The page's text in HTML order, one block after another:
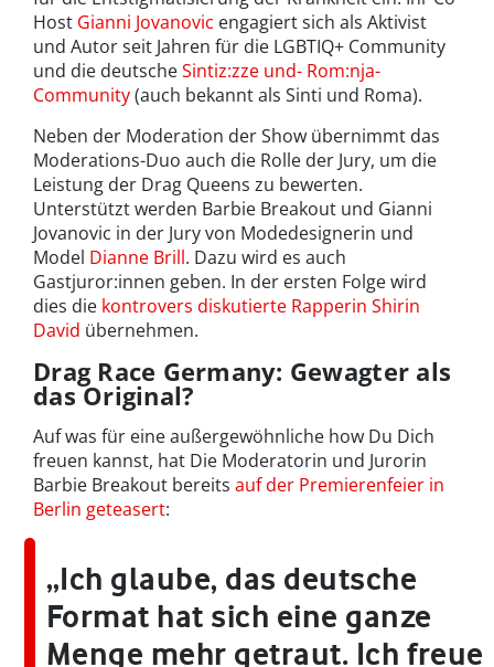
Host Gianni Jovanovic engagiert sich als Aktivist
und Autor seit Jahren für die LGBTIQ+ Community
und die deutscheSintiz:zze und- Rom:nja-
Community(auch bekannt als Sinti und Roma).
Neben der Moderation der Show übernimmt das
Moderations-Duo auch die Rolle der Jury, um die
Leistung der Drag Queens zu bewerten.
Unterstützt werden Barbie Breakout und Gianni
Jovanovic in der Jury von Modedesignerin und
Model Dianne Brill. Dazu wird es auch
Gastjuror:innen geben. In der ersten Folge wird
dies die kontrovers diskutierte Rapperin Shirin
David übernehmen.
Drag Race Germany: Gewagter als
das Original?
Auf was für eine außergewöhnliche how Du Dich
freuen kannst, hat Die Moderatorin und Jurorin
Barbie Breakout bereits auf der Premierenfeier in
Berlin geteasert:
„Ich glaube, das deutsche
Format hat sich eine ganze
Menge mehr getraut. Ich freue